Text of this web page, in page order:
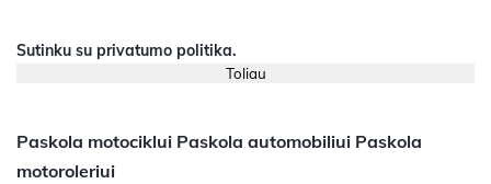
Sutinku su privatumo politika.
Paskola motociklui Paskola automobiliui Paskola
motoroleriui